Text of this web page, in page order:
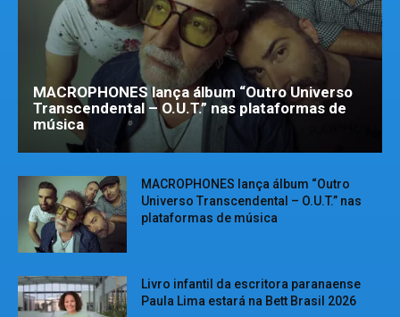
MACROPHONES lança álbum “Outro Universo
Transcendental – O.U.T.” nas plataformas de
música
MACROPHONES lança álbum “Outro
Universo Transcendental – O.U.T.” nas
plataformas de música
Livro infantil da escritora paranaense
Paula Lima estará na Bett Brasil 2026